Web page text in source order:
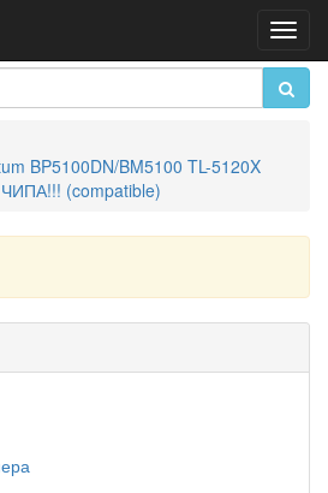
BP5100DN/BM5100 TL-5120X
(compatible)